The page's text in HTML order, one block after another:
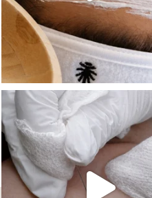
שהעור פשוט צריך לעצור רגע, לנשום ולהתאזן